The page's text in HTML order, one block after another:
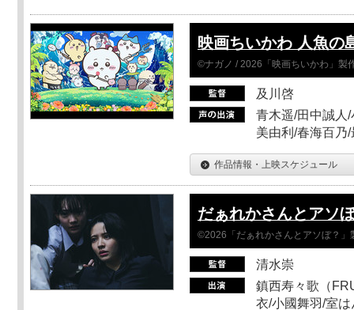
映画ちいかわ 人魚の
©ナガノ / 2026「映画ちいかわ」製
及川啓
青木遥/田中誠人
美由利/春海百乃
作品情報・上映スケジュール
だぁれかさんとアソ
©2026「だぁれかさんとアソぼ？」
清水崇
鎮西寿々歌（
衣/小國舞羽/室